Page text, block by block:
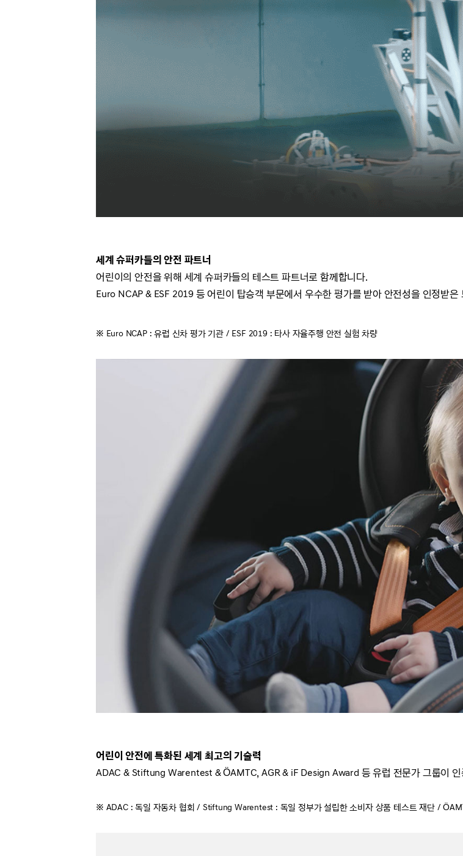
세계 슈퍼카들의 안전 파트너
어린이의 안전을 위해 세계 슈퍼카들의 테스트 파트너로 함께합니다.
Euro NCAP & ESF 2019 등 어린이 탑승객 부문에서 우수한 평가를 받아 안전성을 인정받
※ Euro NCAP : 유럽 신차 평가 기관 / ESF 2019 : 타사 자율주행 안전 실험 차량
어린이 안전에 특화된 세계 최고의 기술력
ADAC & Stiftung Warentest & ÖAMTC, AGR & iF Design Award 등유럽 전문가 그룹이
※ ADAC : 독일 자동차 협회 / Stiftung Warentest : 독일 정부가 설립한 소비자 상품 테스트 재단 /